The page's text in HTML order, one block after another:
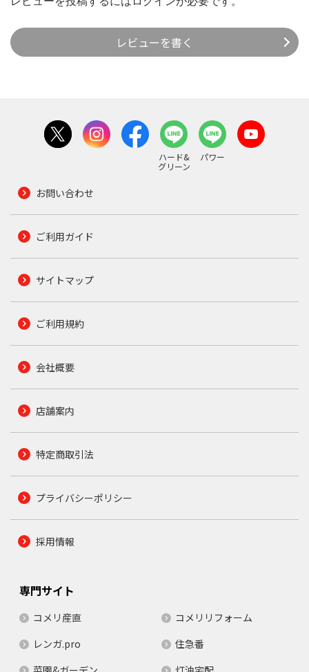
レビューを書く
ハード&
グリーン
パワー
お問い合わせ
ご利用ガイド
サイトマップ
ご利用規約
会社概要
店舗案内
特定商取引法
プライバシーポリシー
採用情報
専門サイト
コメリ産直
コメリリフォーム
レンガ.pro
住急番